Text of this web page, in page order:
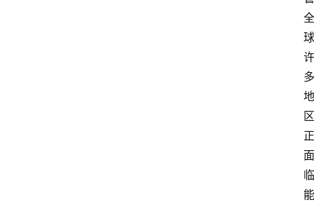
全
球
许
多
地
区
正
面
临
能